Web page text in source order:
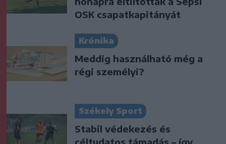
OSK csapatkapitányát
Krónika
Meddig használható még a
régi személyi?
Székely Sport
Stabil védekezés és